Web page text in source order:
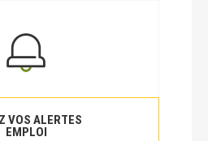
VOS ALERTES
EMPLOI